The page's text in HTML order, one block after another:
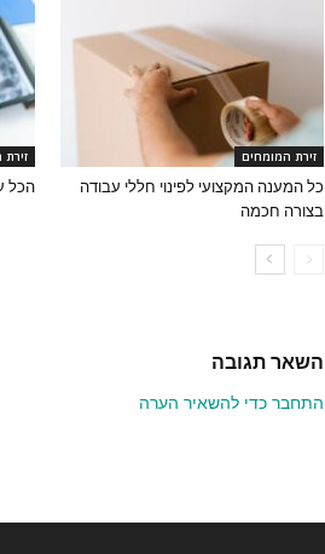
זירת המומחים
כל המענה המקצועי לפינוי חללי עבודה
בצורה חכמה
הכל
השאר תגובה
התחבר כדי להשאיר הערה